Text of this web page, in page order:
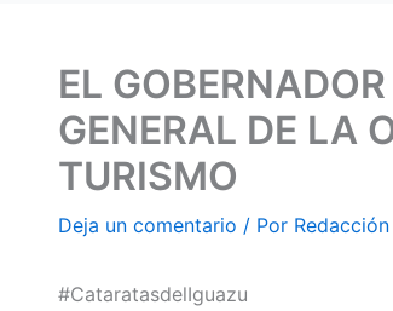
EL
GENERAL DE LA
TURISMO
Deja un comentario / Por
#CataratasdelIguazu